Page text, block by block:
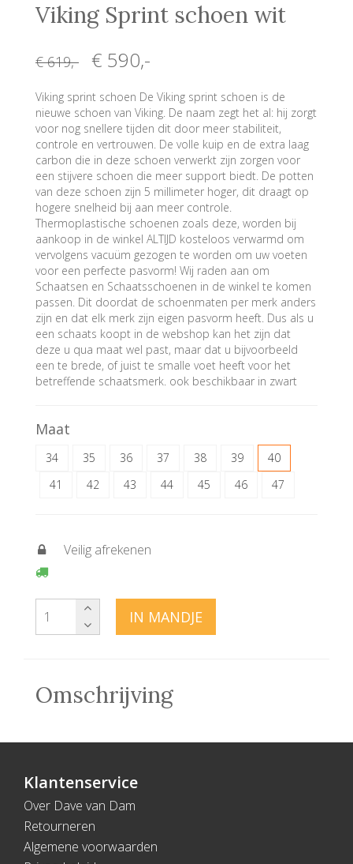
Viking Sprint schoen wit
€ 619,- € 590,-
Viking sprint schoen De Viking sprint schoen is de
nieuwe schoen van Viking. De naam zegt het al: hij zorgt
voor nog snellere tijden dit door meer stabiliteit,
controle en vertrouwen. De volle kuip en de extra laag
carbon die in deze schoen verwerkt zijn zorgen voor
een stijvere schoen die meer support biedt. De potten
van deze schoen zijn 5 millimeter hoger, dit draagt op
hogere snelheid bij aan meer controle.
Thermoplastische schoenen zoals deze, worden bij
aankoop in de winkel ALTIJD kosteloos verwarmd om
vervolgens vacuüm gezogen te worden om uw voeten
voor een perfecte pasvorm! Wij raden aan om
Schaatsen en Schaatsschoenen in de winkel te komen
passen. Dit doordat de schoenmaten per merk anders
zijn en dat elk merk zijn eigen pasvorm heeft. Dus als u
een schaats koopt in de webshop kan het zijn dat
deze u qua maat wel past, maar dat u bijvoorbeeld
een te brede, of juist te smalle voet heeft voor het
betreffende schaatsmerk. ook beschikbaar in zwart
Maat
34 35 36 37 38 39
40
41
42 43 44 45 46 47
Veilig afrekenen
IN MANDJE
Omschrijving
Klantenservice
Over Dave van Dam
Retourneren
Algemene voorwaarden